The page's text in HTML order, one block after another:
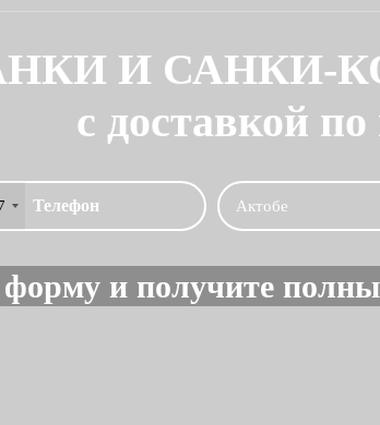
И САНКИ-
с доставкой
форму и получите